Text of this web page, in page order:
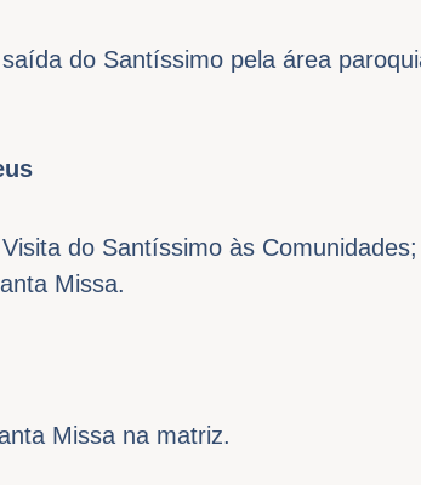
do Santíssimo pela área
do Santíssimo às Comunidades;
Missa.
Missa na matriz.